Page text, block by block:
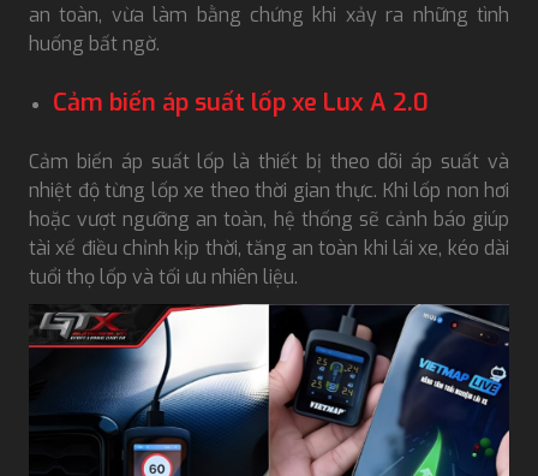
an toàn, vừa làm bằng chứng khi xảy ra những tình
huống bất ngờ.
Cảm biến áp suất lốp xe Lux A 2.0
Cảm biến áp suất lốp là thiết bị theo dõi áp suất và
nhiệt độ từng lốp xe theo thời gian thực. Khi lốp non hơi
hoặc vượt ngưỡng an toàn, hệ thống sẽ cảnh báo giúp
tài xế điều chỉnh kịp thời, tăng an toàn khi lái xe, kéo dài
tuổi thọ lốp và tối ưu nhiên liệu.